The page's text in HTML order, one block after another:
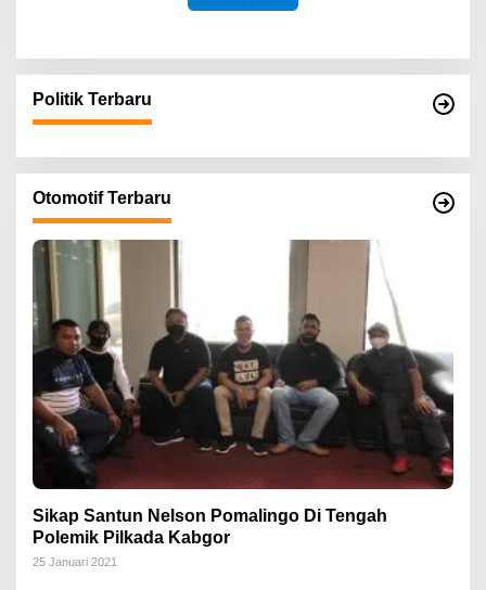
Politik Terbaru
Otomotif Terbaru
Sikap Santun Nelson Pomalingo Di Tengah
Polemik Pilkada Kabgor
25 Januari 2021